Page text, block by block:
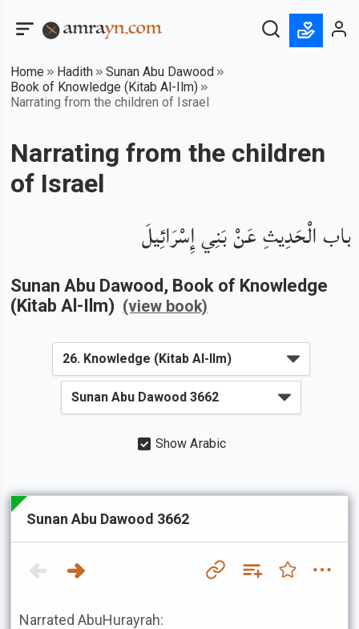
Home Hadith
Sunan Abu Dawood
Book of Knowledge (Kitab Al-Ilm)
Narrating from the children of Israel
Narrating from the children
of Israel
باب الْحَدِيثِ عَنْ بَنِي إِسْرَائِيلَ
Sunan Abu Dawood , Book of Knowledge
(Kitab Al-Ilm) (view book)
Show Arabic
Sunan Abu Dawood 3662
Narrated AbuHurayrah: